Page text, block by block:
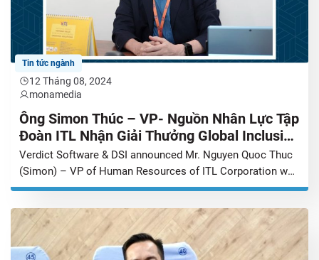
Tin tức ngành
12 Tháng 08, 2024
monamedia
Ông Simon Thúc – VP- Nguồn Nhân Lực Tập
Đoàn ITL Nhận Giải Thưởng Global Inclusive
Talent Leadership Awards 2024
Verdict Software & DSI announced Mr. Nguyen Quoc Thuc
(Simon) – VP of Human Resources of ITL Corporation was
selected in the “90 Mighty Winners” and awarded the
becomes the only Vietnamese person to win this
prestigious award. On this occasion, let us listen to his
sharing about […]